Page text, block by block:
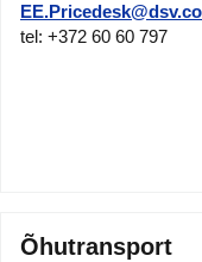
tel: +372 60 60 797
Õhutransport